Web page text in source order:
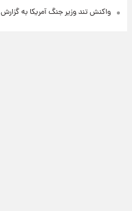
واکنش تند وزیر جنگ آمریکا به گزارش CNN درباره ذخایر موشکی